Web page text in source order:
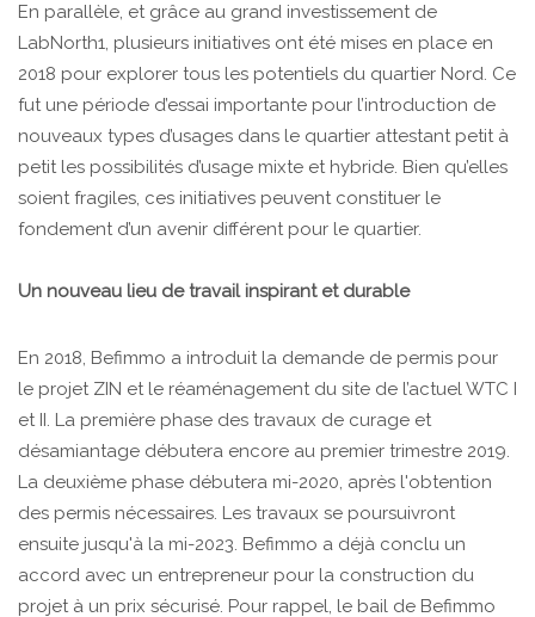
En parallèle, et grâce au grand investissement de
LabNorth1, plusieurs initiatives ont été mises en place en
2018 pour explorer tous les potentiels du quartier Nord. Ce
fut une période d’essai importante pour l’introduction de
nouveaux types d’usages dans le quartier attestant petit à
petit les possibilités d’usage mixte et hybride. Bien qu’elles
soient fragiles, ces initiatives peuvent constituer le
fondement d’un avenir différent pour le quartier.
Un nouveau lieu de travail inspirant et durable
En 2018, Befimmo a introduit la demande de permis pour
le projet ZIN et le réaménagement du site de l’actuel WTC I
et II. La première phase des travaux de curage et
désamiantage débutera encore au premier trimestre 2019.
La deuxième phase débutera mi-2020, après l'obtention
des permis nécessaires. Les travaux se poursuivront
ensuite jusqu'à la mi-2023. Befimmo a déjà conclu un
accord avec un entrepreneur pour la construction du
projet à un prix sécurisé. Pour rappel, le bail de Befimmo